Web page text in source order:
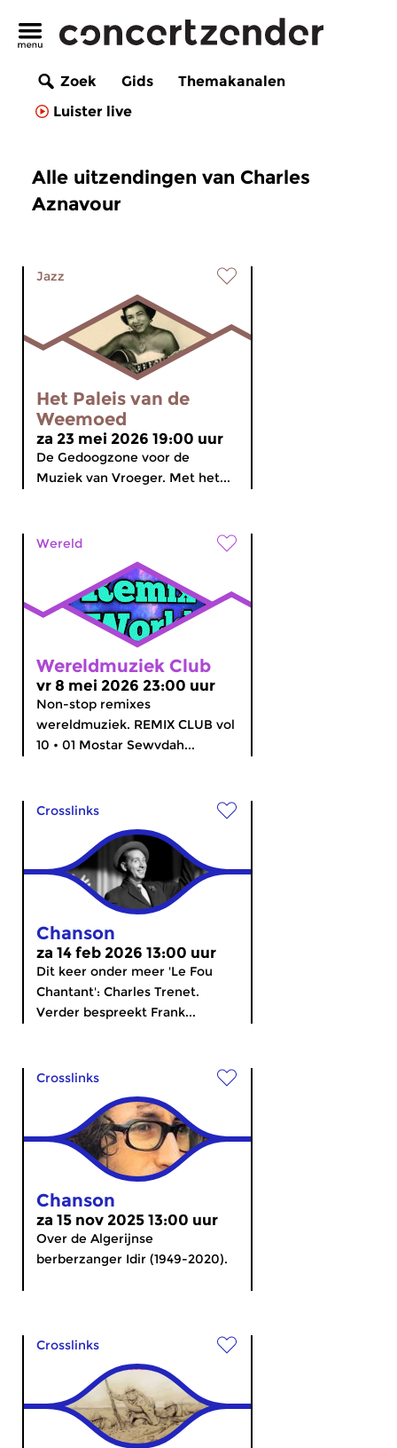
Zoek Gids
Themakanalen
Luister live
Alle uitzendingen van Charles
Aznavour
Jazz
Het Paleis van de
Weemoed
za 23 mei 2026 19:00 uur
De Gedoogzone voor de
Muziek van Vroeger. Met het...
Wereld
Wereldmuziek Club
vr 8 mei 2026 23:00 uur
Non-stop remixes
wereldmuziek. REMIX CLUB vol
10 • 01 Mostar Sewvdah...
Crosslinks
Chanson
za 14 feb 2026 13:00 uur
Dit keer onder meer 'Le Fou
Chantant': Charles Trenet.
Verder bespreekt Frank...
Crosslinks
Chanson
za 15 nov 2025 13:00 uur
Over de Algerijnse
berberzanger Idir (1949-2020).
Crosslinks